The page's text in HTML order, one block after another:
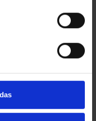
FELIPE
610,00 €